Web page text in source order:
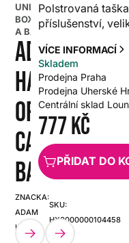
UNIVERZÁLNÍ
BOXY, KUFRY
A BAGY
ADAM
HALL
ORGAFLEX
CABLE
BAG M
ZNAČKA:
ADAM
HALL
SKU:
HX0000000104458
Polstrovaná
příslušenství,
VÍCE INFORMACÍ
Skladem
Prodejna Praha
Prodejna Uherské
Centrální sklad
777 Kč
PŘIDAT DO